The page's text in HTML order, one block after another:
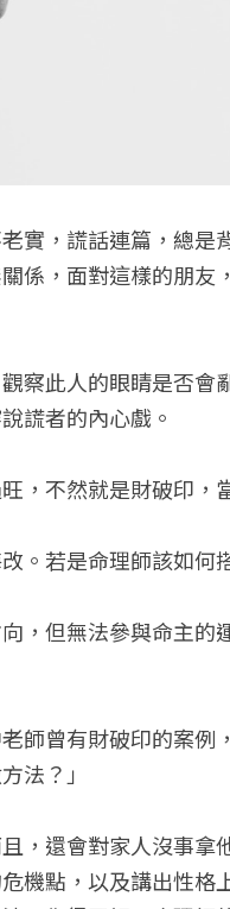
實，謊話連篇，總是
係，面對這樣的朋友
察此人的眼睛是否會
謊者的內心戲。
，不然就是財破印，
。若是命理師該如何
，但無法參與命主的
師曾有財破印的案例
法？」
，還會對家人沒事拿
機點，以及講出性格